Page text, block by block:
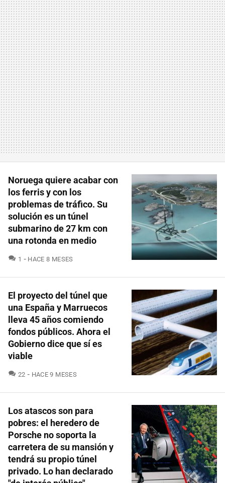
Noruega quiere acabar con
los ferris y con los
problemas de tráfico. Su
solución es un túnel
submarino de 27 km con
una rotonda en medio
1 COMENTARIOS
HACE 8 MESES
El proyecto del túnel que
una España y Marruecos
lleva 45 años comiendo
fondos públicos. Ahora el
Gobierno dice que sí es
viable
22 COMENTARIOS
HACE 9 MESES
Los atascos son para
pobres: el heredero de
Porsche no soporta la
carretera de su mansión y
tendrá su propio túnel
privado. Lo han declarado